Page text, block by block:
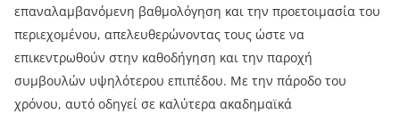
επαναλαμβανόμενη βαθμολόγηση και την προετοιμασία του
περιεχομένου, απελευθερώνοντας τους ώστε να
επικεντρωθούν στην καθοδήγηση και την παροχή
συμβουλών υψηλότερου επιπέδου. Με την πάροδο του
χρόνου, αυτό οδηγεί σε καλύτερα ακαδημαϊκά